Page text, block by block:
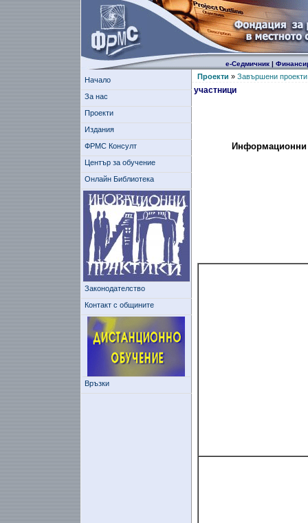
е-Седмичник|
Начало
За нас
Проекти
Издания
ФРМС Консулт
Център за обучение
Онлайн Библиотека
Законодателство
Контакт с общините
Връзки
Проекти » Завършени проекти
участници
Информационни